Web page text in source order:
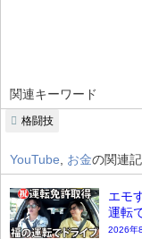
関連キーワード
格闘技
YouTube お金の関連
エモ
運転
2026年